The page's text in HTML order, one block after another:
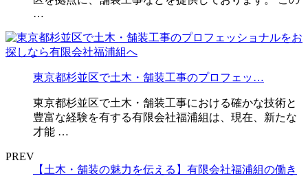
…
東京都杉並区で土木・舗装工事のプロフェッ…
東京都杉並区で土木・舗装工事における確かな技術と
豊富な経験を有する有限会社福浦組は、現在、新たな
才能 …
PREV
【土木・舗装の魅力を伝える】有限会社福浦組の働き